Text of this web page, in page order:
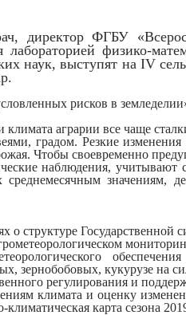
директор ФГБУ
физико-
наук, выступят на IV
рисков в
климата аграрии все чаще
градом. Резкие
Чтобы своевременно
наблюдения,
среднемесячным
о структуре
зернобобовых, кукурузе на
регулирования и
климата и оценку
карта сезона